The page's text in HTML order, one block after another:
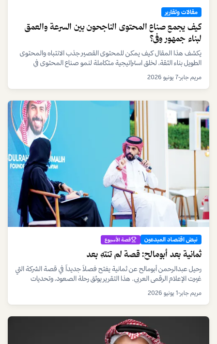
مقالات وتقارير
كيف يجمع صناع المحتوى الناجحون بين السرعة والعمق
لبناء جمهور وفي؟
يكشف هذا المقال كيف يمكن للمحتوى القصير جذب الانتباه والمحتوى
الطويل بناء الثقة، لخلق استراتيجية متكاملة لنمو صناع المحتوى في
مريم جابر•7 يونيو 2026
نبض اقتصاد المبدعين قصة الأسبوع
ثمانية بعد أبومالح: قصة لم تنتهِ بعد
رحيل عبدالرحمن أبومالح عن ثمانية يفتح فصلاً جديداً في قصة الشركة التي
غيرت الإعلام الرقمي العربي. هذا التقرير يوثق رحلة الصعود، وتحديات
مريم جابر•1 يونيو 2026